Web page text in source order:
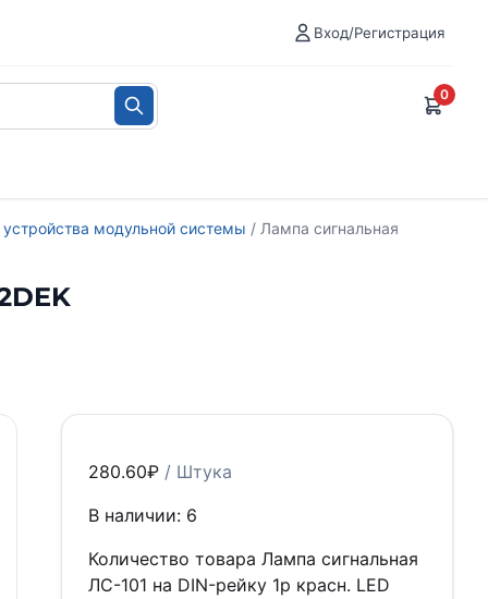
Вход/Регистрация
0
модульной системы / Лампа сигнальная
280.60₽ / Штука
В наличии: 6
Количество товара Лампа сигнальная
ЛС-101 на DIN-рейку 1p красн. LED